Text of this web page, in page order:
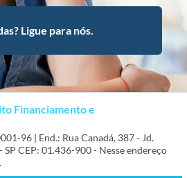
Ligue para nós.
Financiamento e
96 | End.: Rua Canadá, 387 - Jd.
SP CEP: 01.436-900 - Nesse endereço